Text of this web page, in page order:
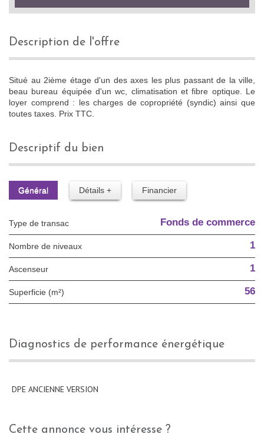
description de l'offre
Situé au 2ième étage d'un des axes les plus passant de la ville,
beau bureau équipée d'un wc, climatisation et fibre optique. Le
loyer comprend : les charges de copropriété (syndic) ainsi que
toutes taxes. Prix TTC.
descriptif du bien
Général Détails + Financier
Type de transac Fonds de commerce
Nombre de niveaux 1
Ascenseur 1
Superficie (m²) 56
diagnostics de performance énergétique
DPE ANCIENNE VERSION
cette annonce vous intéresse ?